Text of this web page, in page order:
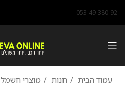
053-49-380-92
עמוד הבית חנות
מוצרי חשמל